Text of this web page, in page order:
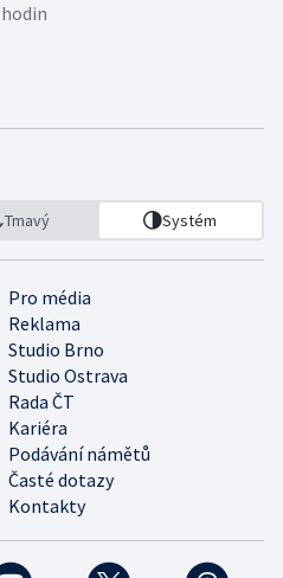
Tmavý Systém
Pro média
Reklama
Studio Brno
Studio Ostrava
Rada ČT
Kariéra
Podávání námětů
Časté dotazy
Kontakty